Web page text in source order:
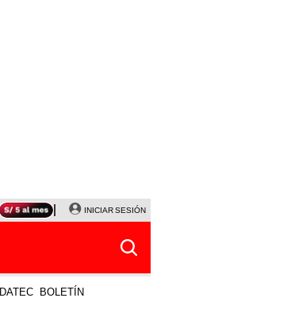
NALDY SALDAÑA LA BELLA LUZ
INICIAR SESIÓN
DATEC BOLETÍN